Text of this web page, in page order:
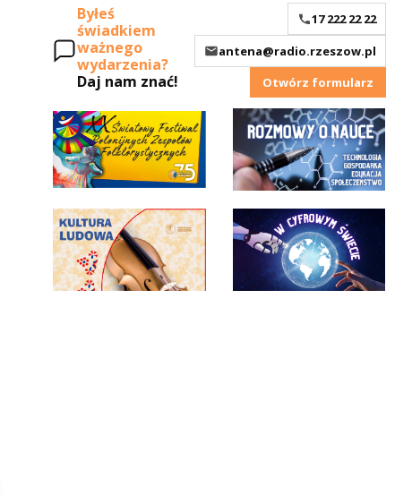
Byłeś
świadkiem
ważnego
wydarzenia?
Daj nam znać!
17 222 22 22
antena@radio.rzeszow.pl
Otwórz formularz